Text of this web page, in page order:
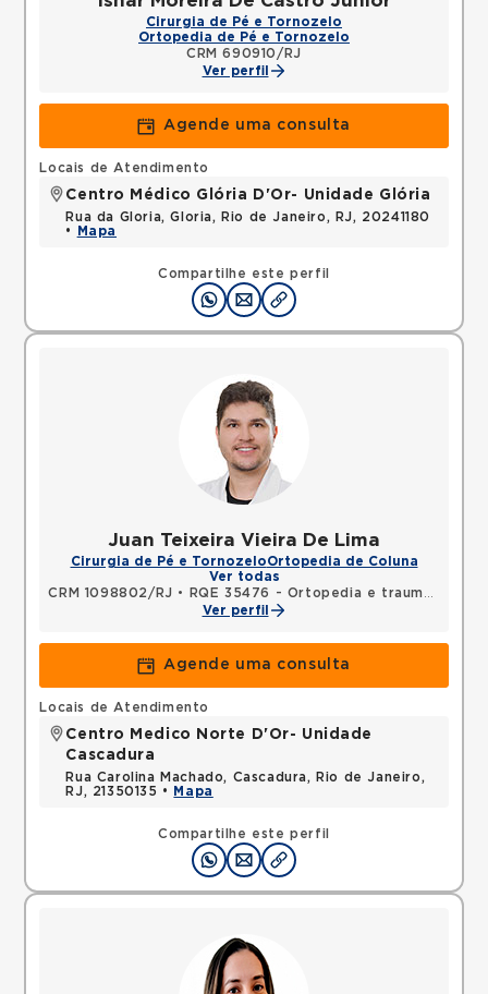
Cirurgia de Pé e Tornozelo
Ortopedia de Pé e Tornozelo
CRM 690910/RJ
Ver perfil
Agende uma consulta
Compartilhe este perfil
Locais de Atendimento
Centro Médico Glória D'Or- Unidade Glória
Rua da Gloria, Gloria, Rio de Janeiro, RJ, 20241180
•
Mapa
Juan Teixeira Vieira De Lima
Cirurgia de Pé e TornozeloOrtopedia de Coluna
Ver todas
CRM 1098802/RJ •
RQE 35476 - Ortopedia e traumatologia
Ver perfil
Agende uma consulta
Compartilhe este perfil
Locais de Atendimento
Centro Medico Norte D'Or- Unidade
Cascadura
Rua Carolina Machado, Cascadura, Rio de Janeiro,
RJ, 21350135 •
Mapa